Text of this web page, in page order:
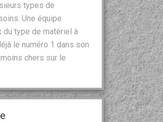
types de
Une équipe
du type de matériel à
le numéro 1 dans son
chers sur le